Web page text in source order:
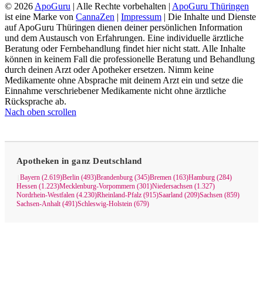
© 2026 ApoGuru | Alle Rechte vorbehalten | ApoGuru Thüringen
ist eine Marke von CannaZen | Impressum | Die Inhalte und Dienste
auf ApoGuru Thüringen dienen deiner persönlichen Information
und dem Austausch von Erfahrungen. Eine individuelle ärztliche
Beratung oder Fernbehandlung findet hier nicht statt. Alle Inhalte
können in keinem Fall die professionelle Beratung und Behandlung
durch deinen Arzt oder Apotheker ersetzen. Nimm keine
Medikamente ohne Absprache mit deinem Arzt ein und setze die
Einnahme verschriebener Medikamente nicht ohne ärztliche
Rücksprache ab.
Nach oben scrollen
Apotheken in ganz Deutschland
Bayern (2.619)Berlin (493)Brandenburg (345)Bremen (163)Hamburg (284)
Hessen (1.223)Mecklenburg-Vorpommern (301)Niedersachsen (1.327)
Nordrhein-Westfalen (4.230)Rheinland-Pfalz (915)Saarland (209)Sachsen (859)
Sachsen-Anhalt (491)Schleswig-Holstein (679)